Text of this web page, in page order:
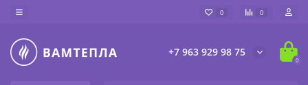
0 0
+7 963 929 98 75
0